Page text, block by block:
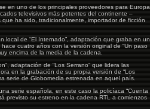
en uno de los principales proveedores para Europa.
televisivos más potentes del continente –
ha sido, tradicionalmente, importador de ficción
local de “El Internado”, adaptación que graba en un
cuatro años con la versión original de “Un paso
encima de la media de la cadena.
adaptación de “Los Serrano” que lidera las
en la grabación de su propia versión de “Los
serie de Globomedia estrenada en aquel país.
serie española, en este caso la policíaca “Cuenta
previsto su estreno en la cadena RTL a comienzos